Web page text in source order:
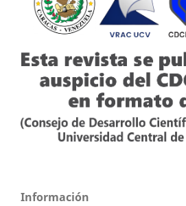
Información